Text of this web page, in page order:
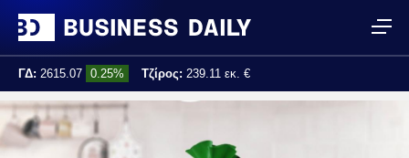
ΓΔ: 2615.07 0.25% Τζίρος: 239.11 εκ. €
Τελ. ενημέρωση: 17:25:01